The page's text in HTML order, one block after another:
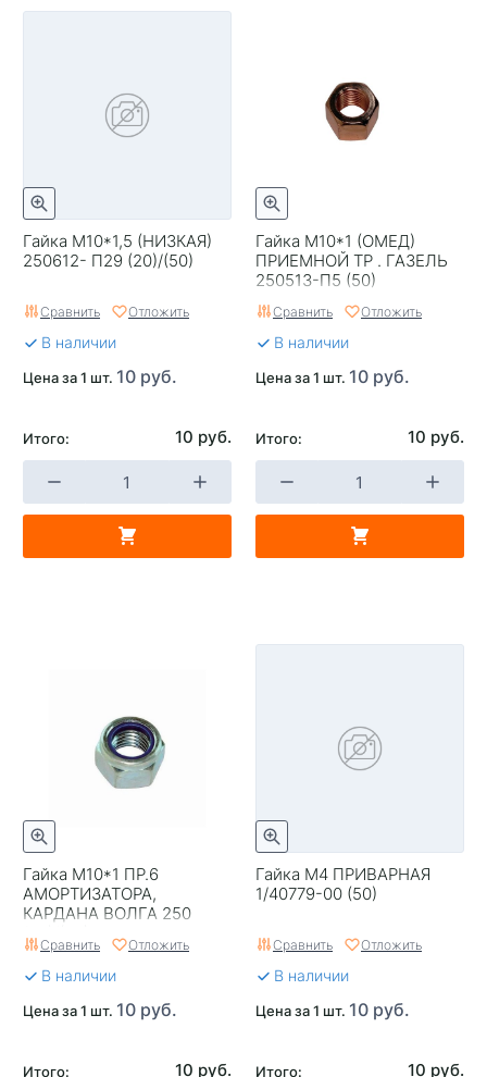
Гайка М10*1,5 (НИЗКАЯ)
250612- П29 (20)/(50)
Сравнить Отложить
В наличии
Цена за 1 шт. 10 руб.
Итого: 10 руб.
Гайка М10*1 (ОМЕД)
ПРИЕМНОЙ ТР . ГАЗЕЛЬ
250513-П5 (50)
Сравнить Отложить
В наличии
Цена за 1 шт. 10 руб.
Итого: 10 руб.
Гайка М10*1 ПР.6
АМОРТИЗАТОРА,
КАРДАНА ВОЛГА 250
(20)/(50)ª
Сравнить Отложить
В наличии
Цена за 1 шт. 10 руб.
Итого: 10 руб.
Гайка М4 ПРИВАРНАЯ
1/40779-00 (50)
Сравнить Отложить
В наличии
Цена за 1 шт. 10 руб.
Итого: 10 руб.